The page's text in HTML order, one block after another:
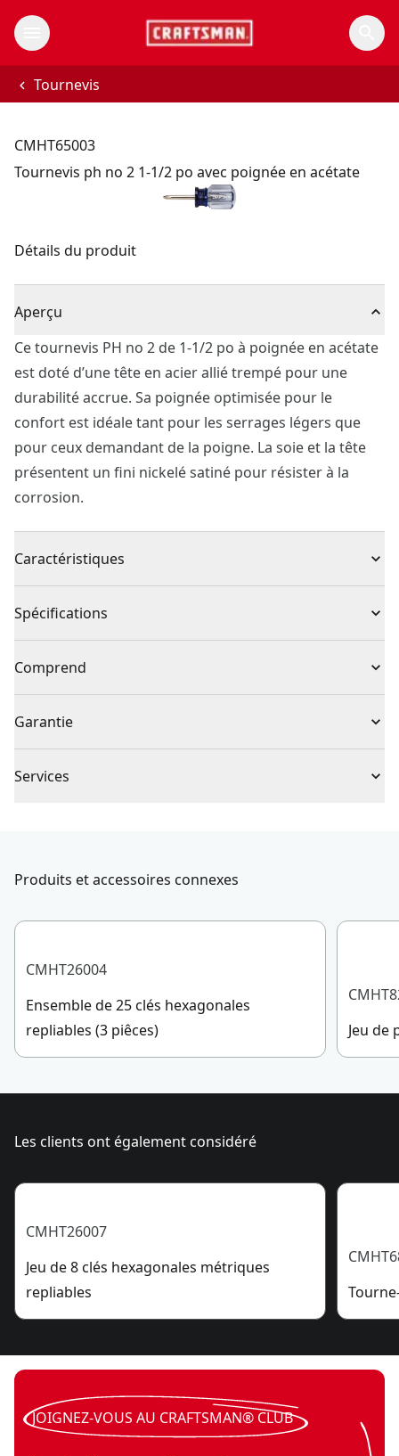
Tournevis
CMHT65003
Tournevis ph no 2 1-1/2 po avec poignée en acétate
Détails du produit
Aperçu
Ce tournevis PH no 2 de 1-1/2 po à poignée en acétate
est doté d’une tête en acier allié trempé pour une
durabilité accrue. Sa poignée optimisée pour le
confort est idéale tant pour les serrages légers que
pour ceux demandant de la poigne. La soie et la tête
présentent un fini nickelé satiné pour résister à la
corrosion.
Caractéristiques
Poignée optimisée pour le confort : aisance pour les
Fini nickelé satiné
Spécifications
Type de produit Tournevis cruciforme
Individuel ou
ensemble
de la tête
Magnétique
Comprend
Garantie
Services
Produits et accessoires connexes
CMHT26004
Ensemble de 25 clés hexagonales
repliables (3 piêces)
Jeu de
Les clients ont également considéré
CMHT26007
Jeu de 8 clés hexagonales métriques
repliables
JOIGNEZ-VOUS AU CRAFTSMAN® CLUB